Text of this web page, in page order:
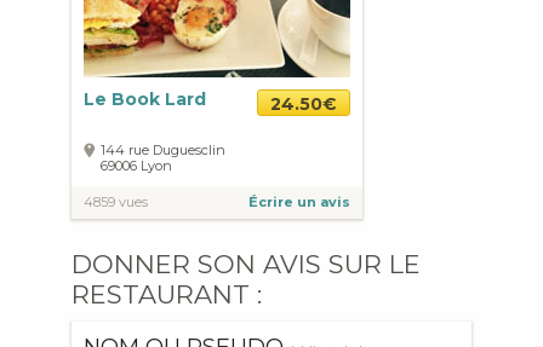
Le Book Lard 24.50€
144 rue Duguesclin
69006 Lyon
4859 vues Écrire un avis
DONNER SON AVIS SUR LE
RESTAURANT :